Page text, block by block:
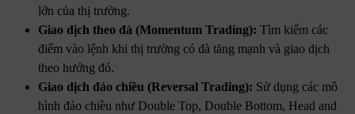
lớn của thị trường.
Giao dịch theo đà (Momentum Trading): Tìm kiếm các
điểm vào lệnh khi thị trường có đà tăng mạnh và giao dịch
theo hướng đó.
Giao dịch đảo chiều (Reversal Trading): Sử dụng các mô
hình đảo chiều như Double Top, Double Bottom, Head and